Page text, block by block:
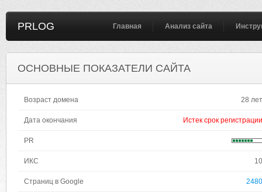
PRLOG Главная Анализ сайта
ОСНОВНЫЕ ПОКАЗАТЕЛИ САЙТА
Возраст домена 28 лет
Дата окончания Истек срок регистрации
PR
ИКС 10
Страниц в Google 2480